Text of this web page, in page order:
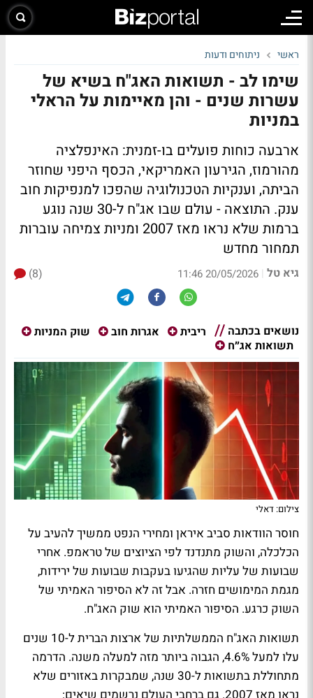
ראשי ניתוחים ודעות
שימו לב - תשואות האג"ח בשיא של
עשרות שנים - והן מאיימות על הראלי
במניות
ארבעה כוחות פועלים בו-זמנית: האינפלציה
מהורמוז, הגירעון האמריקאי, הכסף היפני שחוזר
הביתה, וענקיות הטכנולוגיה שהפכו למנפיקות חוב
ענק. התוצאה - עולם שבו אג"ח ל-30 שנה נוגע
ברמות שלא נראו מאז 2007 ומניות צמיחה עוברות
תמחור מחדש
גיא טל |
20/05/2026 11:46
(8)
נושאים בכתבה ריבית אגרות חוב
שוק המניות
תשואות אג״ח
צילום: דאלי
חוסר הוודאות סביב איראן ומחירי הנפט ממשיך להעיב על
הכלכלה, והשוק מתנדנד לפי הציוצים של טראמפ. אחרי
שבועות של עליות שהגיעו בעקבות שבועות של ירידות,
מגמת המימושים חזרה. אבל זה לא הסיפור האמיתי של
השוק כרגע. הסיפור האמיתי הוא שוק האג"ח.
תשואות האג"ח הממשלתיות של ארצות הברית ל-10 שנים
עלו למעל 4.6%, הגבוה ביותר מזה למעלה משנה. הדרמה
מתחוללת בתשואות ל-30 שנה, שמבקרות באזורים שלא